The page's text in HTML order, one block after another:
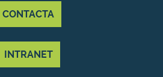
CONTACTA
INTRANET